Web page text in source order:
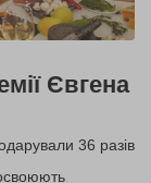
Євгена
36 разів